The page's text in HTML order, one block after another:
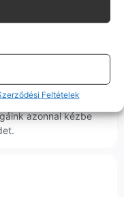
Feltételek
nálunk alap.
keresünk,
azonnal kézbe